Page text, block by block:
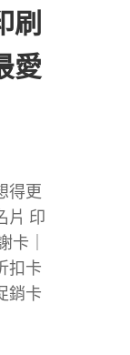
刷
愛
得更
片 印
卡｜
扣卡
銷卡